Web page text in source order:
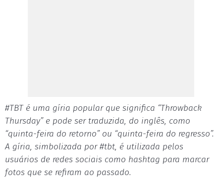
#TBT é uma gíria popular que significa “Throwback
Thursday” e pode ser traduzida, do inglês, como
“quinta-feira do retorno” ou “quinta-feira do regresso”.
A gíria, simbolizada por #tbt, é utilizada pelos
usuários de redes sociais como hashtag para marcar
fotos que se refiram ao passado.